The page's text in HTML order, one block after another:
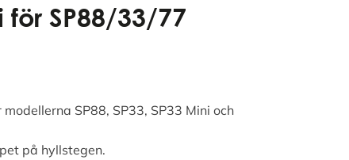
SP88/33/77
SP88, SP33, SP33 Mini och
på hyllstegen.